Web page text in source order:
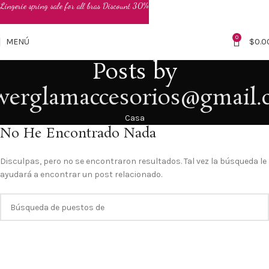
MENÚ 0 $
Posts by
Casa
No He Encontrado Nada
Disculpas, pero no se encontraron resultados. Tal vez la búsqueda le
ayudará a encontrar un post relacionado.
Lingerie spring sale for all bras Discount 30%